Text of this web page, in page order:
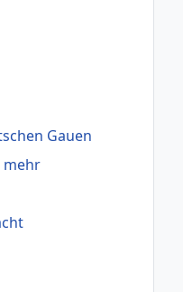
Gauen
mehr